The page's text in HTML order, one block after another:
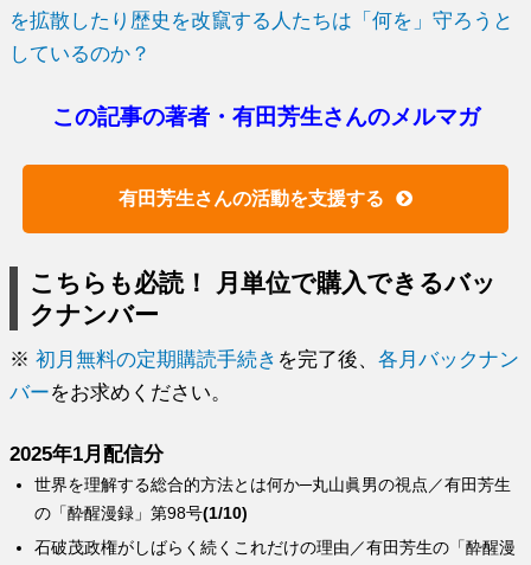
を拡散したり歴史を改竄する人たちは「何を」守ろうと
しているのか？
この記事の著者・有田芳生さんのメルマガ
有田芳生さんの活動を支援する
こちらも必読！ 月単位で購入できるバッ
クナンバー
※初月無料の定期購読手続き を完了後、各月バックナン
バーをお求めください。
2025年1月配信分
石破茂政権がしばらく続くこれだけの理由／有田芳生の「酔醒漫
世界を理解する総合的方法とは何か─丸山眞男の視点／有田芳生
の「酔醒漫録」第98号(1/10)